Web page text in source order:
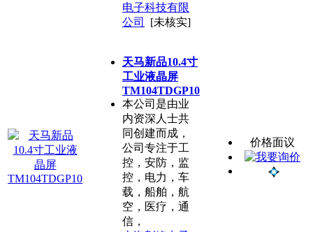
电子科技有限
公司
[未核实]
天马新品10.4寸
工业液晶屏
TM104TDGP10
本公司是由业
内资深人士共
同创建而成，
公司专注于工
控，安防，监
控，电力，车
载，船舶，航
空，医疗，通
信，
价格面议